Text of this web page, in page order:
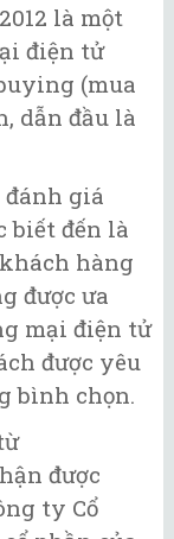
là một
điện tử
(mua
dẫn đầu là
giá
biết đến là
hàng
được ưa
mại điện tử
được yêu
bình chọn.
được
ty Cổ